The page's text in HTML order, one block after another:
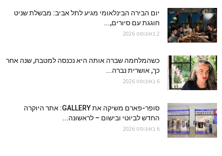
יום הבירה הבינלאומי מגיע לתל אביב: מבשלת שניט
חוגגת עם סיורים,...
2 באוגוסט 2026
כשהמלחמה שברה אותה היא נכנסה למטבח, שנה אחר
כך, אושרית נברה...
6 באוגוסט 2026
סופר-פארם משיקה את GALLERY: אתר היוקרה
החדש לביוטי ובישום – לראשונה...
6 באוגוסט 2026